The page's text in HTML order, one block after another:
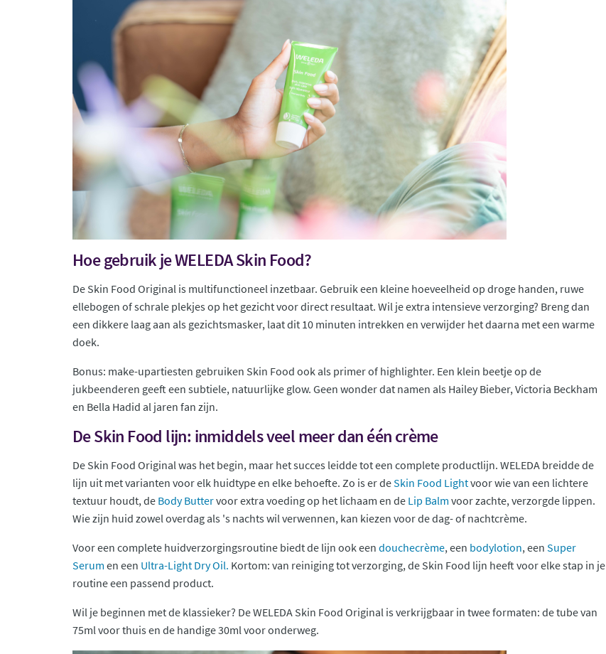
Hoe gebruik je WELEDA Skin Food?
De Skin Food Original is multifunctioneel inzetbaar. Gebruik een kleine hoeveelheid op droge handen, ruwe
ellebogen of schrale plekjes op het gezicht voor direct resultaat. Wil je extra intensieve verzorging? Breng dan
een dikkere laag aan als gezichtsmasker, laat dit 10 minuten intrekken en verwijder het daarna met een warme
doek.
Bonus: make-upartiesten gebruiken Skin Food ook als primer of highlighter. Een klein beetje op de
jukbeenderen geeft een subtiele, natuurlijke glow. Geen wonder dat namen als Hailey Bieber, Victoria Beckham
en Bella Hadid al jaren fan zijn.
De Skin Food lijn: inmiddels veel meer dan één crème
De Skin Food Original was het begin, maar het succes leidde tot een complete productlijn. WELEDA breidde de
lijn uit met varianten voor elk huidtype en elke behoefte. Zo is er deSkin Food Lightvoor wie van een lichtere
textuur houdt, de Body Buttervoor extra voeding op het lichaam en de Lip Balm voor zachte, verzorgde lippen.
Wie zijn huid zowel overdag als 's nachts wil verwennen, kan kiezen voor de dag- of nachtcrème.
Voor een complete huidverzorgingsroutine biedt de lijn ook een douchecrème, een bodylotion, een Super
Serum en een Ultra-Light Dry Oil. Kortom: van reiniging tot verzorging, de Skin Food lijn heeft voor elke stap in je
routine een passend product.
Wil je beginnen met de klassieker? De WELEDA Skin Food Original is verkrijgbaar in twee formaten: de tube van
75ml voor thuis en de handige 30ml voor onderweg.